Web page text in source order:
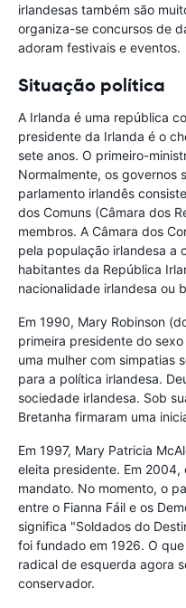
irlandesas também são
organiza-se concursos de
adoram festivais e eventos.
Situação política
A Irlanda é uma república
presidente da Irlanda é o
sete anos. O primeiro-
Normalmente, os governos
parlamento irlandês
dos Comuns (Câmara dos
membros. A Câmara dos
pela população irlandesa a
habitantes da República
nacionalidade irlandesa ou
Em 1990, Mary Robinson
primeira presidente do
uma mulher com simpatias
para a política irlandesa.
sociedade irlandesa. Sob
Bretanha firmaram uma
Em 1997, Mary Patricia
eleita presidente. Em 2004,
mandato. No momento, o
entre o Fianna Fáil e os
significa "Soldados do
foi fundado em 1926. O
radical de esquerda agora
conservador.